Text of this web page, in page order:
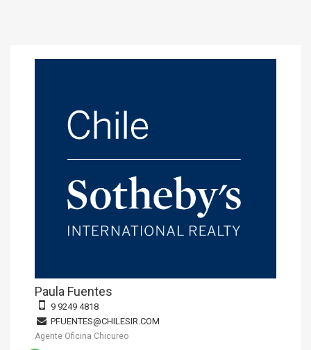
Paula Fuentes
9 9249 4818
PFUENTES@CHILESIR.COM
Agente Oficina Chicureo